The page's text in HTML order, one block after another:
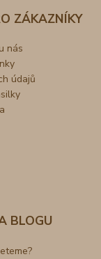
ZÁKAZNÍKY
nás
údajů
BLOGU